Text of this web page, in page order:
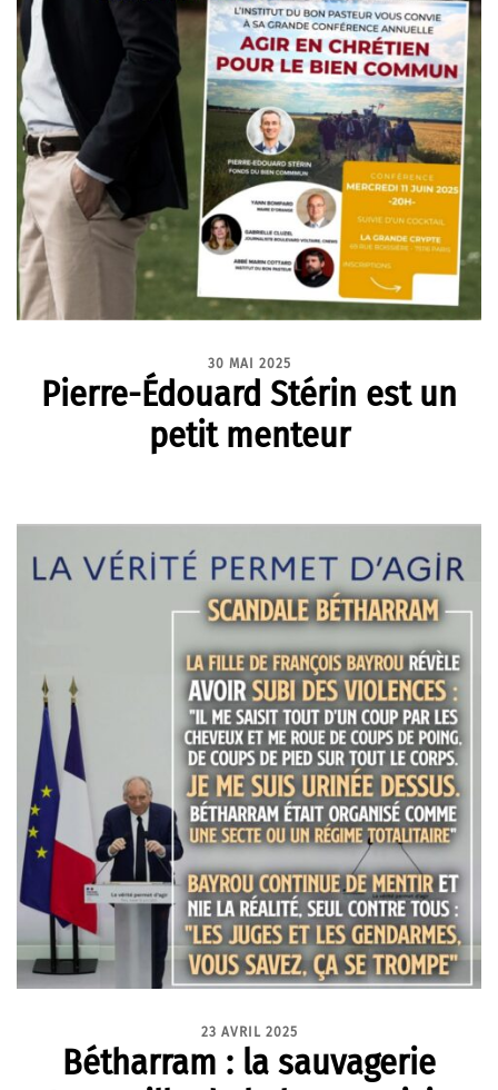
30 MAI 2025
Pierre-Édouard Stérin est un
petit menteur
23 AVRIL 2025
Bétharram : la sauvagerie